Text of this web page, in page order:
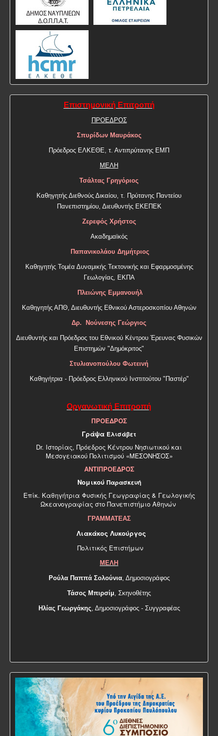
Επιστημονική Επιτροπή
ΠΡΟΕΔΡΟΣ
Σπυρίδων Μαυράκος
Πρόεδρος ΕΛΚΕΘΕ, τ. Αντιπρύτανης ΕΜΠ
ΜΕΛΗ
Τσάλτας Γρηγόριος
Καθηγητής Διεθνούς Δικαίου, τ. Πρύτανης Παντείου
Πανεπιστημίου, Διευθυντής ΕΚΕΠΕΚ
Ζερεφός Χρήστος
Ακαδημαϊκός
Παπανικολάου Δημήτριος
Καθηγητής Τομέα Δυναμικής Τεκτονικής και Εφαρμοσμένης
Γεωλογίας, ΕΚΠΑ
Πλειώνης Εμμανουήλ
Καθηγητής ΑΠΘ, Διευθυντής Εθνικού Αστεροσκοπίου Αθηνών
Δρ. Νούνεσης Γεώργιος
Διευθυντής και Πρόεδρος του Εθνικού Κέντρου Έρευνας Φυσικών
Επιστημών "Δημόκριτος"
Στυλιανοπούλου Φωτεινή
Καθηγήτρια - Πρόεδρος Ελληνικού Ινστιτούτου "Παστέρ"
Οργανωτική Επιτροπή
ΠΡΟΕΔΡΟΣ
Γράψα Ελισάβετ
Dr. Ιστορίας, Πρόεδρος Κέντρου Νησιωτικού και
Μεσογειακού Πολιτισμού «ΜΕΣΟΝΗΣΟΣ»
ΑΝΤΙΠΡΟΕΔΡΟΣ
Νομικού Παρασκευή
Επίκ. Καθηγήτρια Φυσικής Γεωγραφίας & Γεωλογικής
Ωκεανογραφίας στο Πανεπιστήμιο Αθηνών
ΓΡΑΜΜΑΤΕΑΣ
Λιακάκος Λυκούργος
Πολιτικός Επιστήμων
ΜΕΛΗ
Ρούλα Παππά Σολούνια, Δημοσιογράφος
Τάσος Μπιρσίμ, Σκηνοθέτης
Ηλίας Γεωργάκης, Δημοσιογράφος - Συγγραφέας